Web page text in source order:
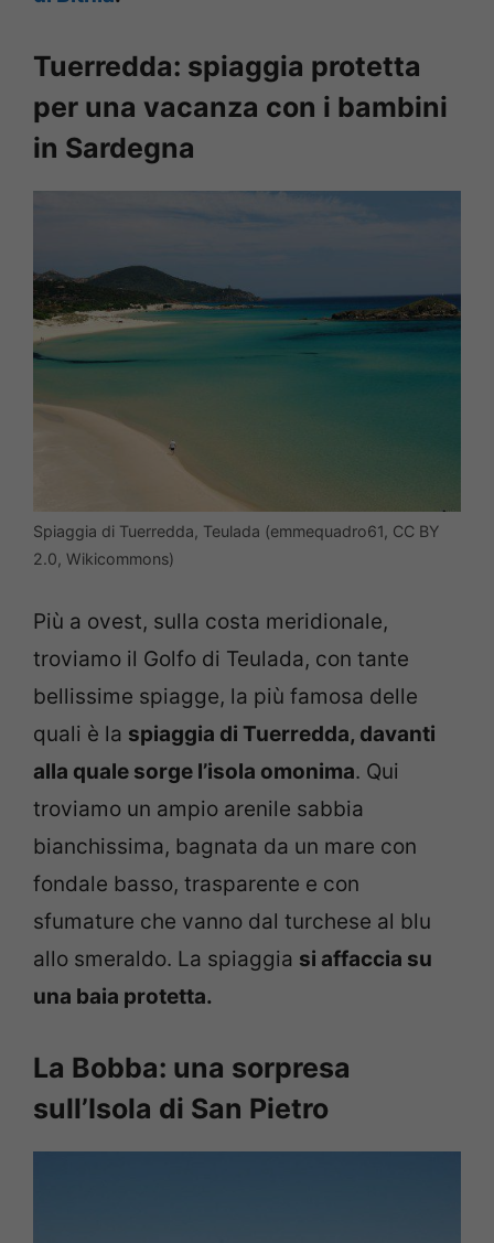
Tuerredda: spiaggia protetta
per una vacanza con i bambini
in Sardegna
Spiaggia di Tuerredda, Teulada (emmequadro61, CC BY
2.0, Wikicommons)
Più a ovest, sulla costa meridionale,
troviamo il Golfo di Teulada, con tante
bellissime spiagge, la più famosa delle
quali è la spiaggia di Tuerredda, davanti
alla quale sorge l’isola omonima. Qui
troviamo un ampio arenile sabbia
bianchissima, bagnata da un mare con
fondale basso, trasparente e con
sfumature che vanno dal turchese al blu
allo smeraldo. La spiaggia si affaccia su
una baia protetta.
La Bobba: una sorpresa
sull’Isola di San Pietro